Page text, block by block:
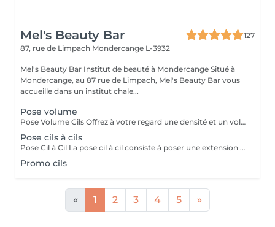
Mel's Beauty Bar
127
87, rue de Limpach Mondercange L-3932
Mel's Beauty Bar Institut de beauté à Mondercange Situé à
Mondercange, au 87 rue de Limpach, Mel's Beauty Bar vous
accueille dans un institut chale...
Pose volume
Pose Volume Cils Offrez à votre regard une densité et un volume exceptionnels avec notre pose de cils volume. Cette technique consiste à poser plusieurs extensions de cils très légères sur chaque cil naturel, créant ainsi un effet plus fourni et spectaculaire. Idéale pour celles qui recherchent un regard intense et dramatique tout en conservant un aspect naturel et élégant. Le volume est personnalisable selon vos préférences, pour un résultat parfaitement adapté à vos yeux.
Pose cils à cils
Pose Cil à Cil La pose cil à cil consiste à poser une extension de cil sur chaque cil naturel, créant ainsi un effet allongeant et discret. Cette méthode donne un résultat naturel et élégant, parfait pour celles qui souhaitent intensifier leur regard sans effet trop chargé. Idéale pour un look raffiné et une tenue longue durée.
Promo cils
« 1 2 3 4 5 »